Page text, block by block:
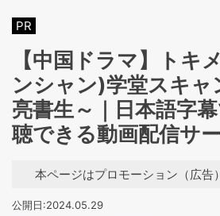
PR
【中国ドラマ】ト
ンシャン)学堂スキ
亮書生～｜日本語字
聴できる動画配信サ
本ページはプロモーション（広告
公開日:2024.05.29